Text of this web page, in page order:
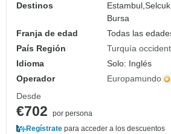
Destinos
Estambul,Selcuk,
Bursa
Franja de edad
Todas las
País Región
Turquía
Idioma
Solo: Inglés
Operador
Europamundo
Desde
€702
por persona
Regístrate para acceder a los descuentos